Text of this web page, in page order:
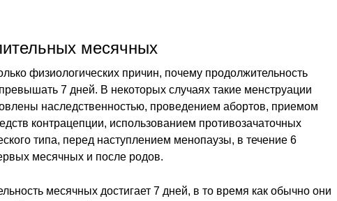
месячных
физиологических причин, почему продолжительность
7 дней. В некоторых случаях такие менструации
наследственностью, проведением абортов, приемом
контрацепции, использованием противозачаточных
типа, перед наступлением менопаузы, в течение 6
месячных и после родов.
месячных достигает 7 дней, в то время как обычно они